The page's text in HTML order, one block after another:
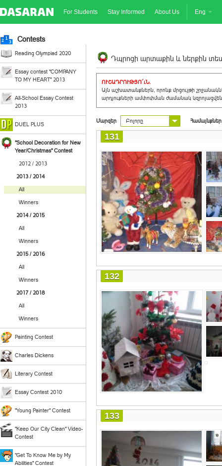
For Students Stay Informed About Us Eng
Contests
Reading Olympiad 2020
Essay contest "COMPANY
TO MY HEART" 2013
All-School Essay Contest
2013
DUEL PLUS
"School Decoration for New
Year/Christmas" Contest
2012 / 2013
2013 / 2014
All
Winners
2014 / 2015
All
Winners
2015 / 2016
All
Winners
2017 / 2018
All
Winners
Painting Contest
Charles Dickens
Literary Contest
Essay Contest 2010
"Young Painter" Contest
"Keep Our City Clean" Video-
Contest
"Get To Know Me by My
Abilities" Contest
Դպրոցի արտաքին և ներքին
ՈՒՇԱԴՐՈՒԹՅՈ´ւՆ.
Այն աշխատանքներն, որոնք մրցույթի
արդյուքների ամփոփման ժամանակ
Բոլորը
Մարզեր Համայնքներ
131
132
133